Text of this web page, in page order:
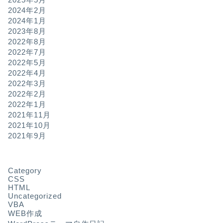
2024年2月
2024年1月
2023年8月
2022年8月
2022年7月
2022年5月
2022年4月
2022年3月
2022年2月
2022年1月
2021年11月
2021年10月
2021年9月
Category
CSS
HTML
Uncategorized
VBA
WEB作成